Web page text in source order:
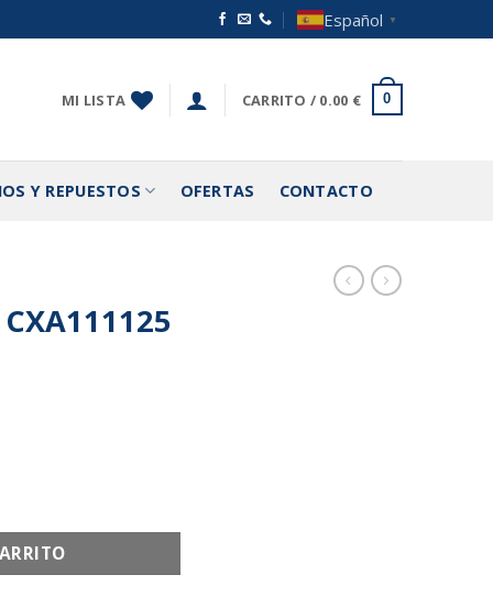
Español ▼
MI LISTA CARRITO / 0.00 € 0
Y REPUESTOS OFERTAS CONTACTO
cantidad